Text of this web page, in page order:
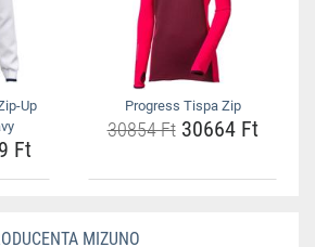
Up
Ft
Progress Tispa Zip
30854 Ft30664 Ft
MIZUNO